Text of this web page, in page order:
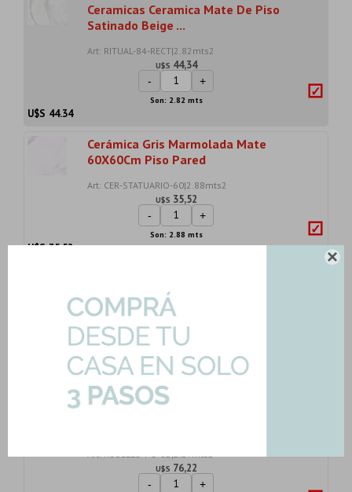

Ceramicas Ceramica Mate De Piso
Satinado Beige ...
Art: RITUAL-84-RECT|2.82mts2
U$S 44,34
- +
Son: 2.82 mts
U$S 44.34
Cerámica Gris Marmolada Mate
60X60Cm Piso Pared
Art: CER-STATUARIO-60|2.88mts2
U$S 35,52
- +
Son: 2.88 mts
U$S35.52
Gamas De Gr...
Art: PIAZZA-PLUS|2.27mts2
-
Son: 2.27 mts
U$S 76,22
- +